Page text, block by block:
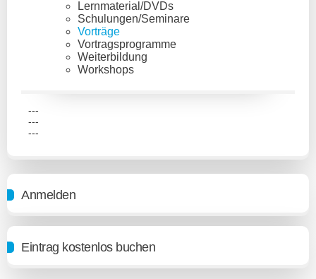
Lernmaterial/DVDs
Schulungen/Seminare
Vorträge
Vortragsprogramme
Weiterbildung
Workshops
---
---
---
Anmelden
Eintrag kostenlos buchen